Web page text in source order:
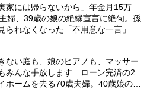
家には帰らないから」年金月15万
婦、39歳の娘の絶縁宣言に絶句。孫
られなくなった「不用意な一言」
ない庭も、娘のピアノも、マッサー
みんな手放します…ローン完済の2
ホームを去る70歳夫婦。40歳娘の提